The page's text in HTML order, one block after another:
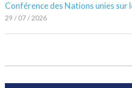
Conférence des Nations unies sur
29 / 07 / 2026